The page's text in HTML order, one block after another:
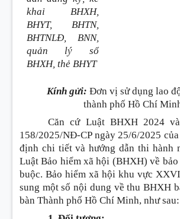
khai BHXH,
BHYT, BHTN,
BHTNLĐ, BNN,
quản lý sổ
BHXH, thẻ BHYT
Kính gửi: Đơn vị sử dụng lao
thành phố Hồ Chí
Căn cứ Luật BHXH 2024
158/2025/NĐ-CP ngày 25/6/2025
định chi tiết và hướng dẫn thi hành
Luật Bảo hiểm xã hội (BHXH) về
buộc. Bảo hiểm xã hội khu vực
sung một số nội dung về thu BHXH
bàn Thành phố Hồ Chí Minh, như sau: